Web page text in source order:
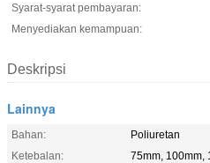
Syarat-syarat pembayaran:
Menyediakan kemampuan:
Deskripsi
Lainnya
Bahan:
Poliuretan
Ketebalan:
75mm, 100mm,